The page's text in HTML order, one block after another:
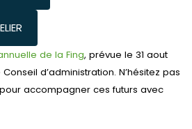
de la Fing, prévue le 31 aout
d’administration. N’hésitez pas
pour accompagner ces futurs avec